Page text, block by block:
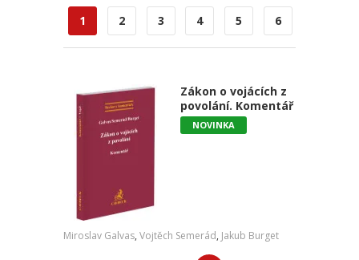
1 2 3 4 5 6
Zákon o vojácích z
povolání. Komentář
NOVINKA
Miroslav Galvas, Vojtěch Semerád, Jakub Burget